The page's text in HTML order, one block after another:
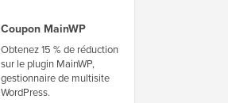
Coupon MainWP
Obtenez 15 % de réduction
sur le plugin MainWP,
gestionnaire de multisite
WordPress.